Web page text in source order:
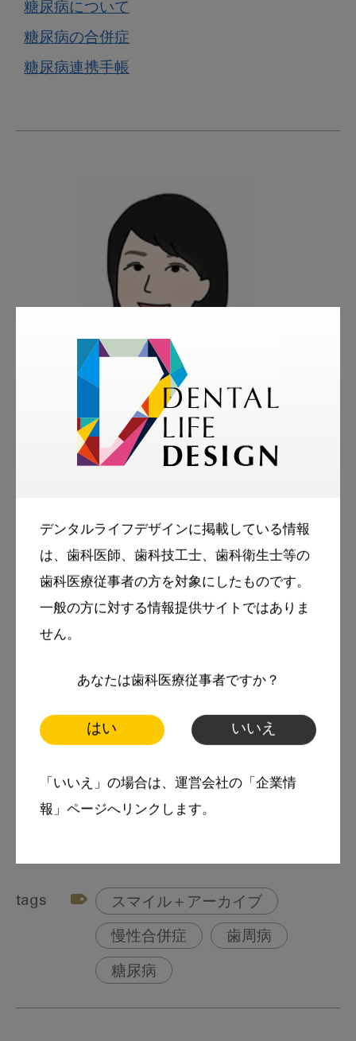
デンタルライフデザインに掲載している情報
は、歯科医師、歯科技工士、歯科衛生士等の
歯科医療従事者の方を対象にしたものです。
一般の方に対する情報提供サイトではありま
せん。
あなたは歯科医療従事者ですか？
はい いいえ
「いいえ」の場合は、運営会社の「企業情
報」ページへリンクします。
糖尿病について
糖尿病の合併症
糖尿病連携手帳
塚本 雅美
医師・医学博士
経歴
2006年3月 東京慈恵会医科大学医学部卒業
2006年4月 東京慈恵会医科大学関連病院にて
2011年4月 東京慈恵会医科大学 大学院
2016年4月 独立行政法人 京都医療センタ
2019年5月 澤木内科・糖尿病クリニック
tags スマイル＋アーカイブ
慢性合併症 歯周病
糖尿病